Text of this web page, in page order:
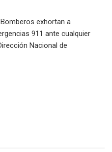
exhortan a
911 ante cualquier
Nacional de